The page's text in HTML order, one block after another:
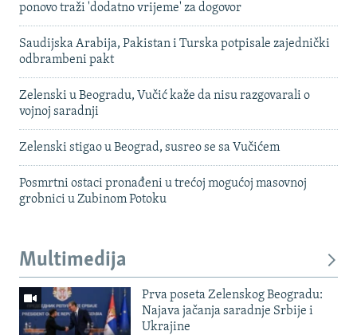
ponovo traži 'dodatno vrijeme' za dogovor
Saudijska Arabija, Pakistan i Turska potpisale zajednički
odbrambeni pakt
Zelenski u Beogradu, Vučić kaže da nisu razgovarali o
vojnoj saradnji
Zelenski stigao u Beograd, susreo se sa Vučićem
Posmrtni ostaci pronađeni u trećoj mogućoj masovnoj
grobnici u Zubinom Potoku
Multimedija
Prva poseta Zelenskog Beogradu:
Najava jačanja saradnje Srbije i
Ukrajine